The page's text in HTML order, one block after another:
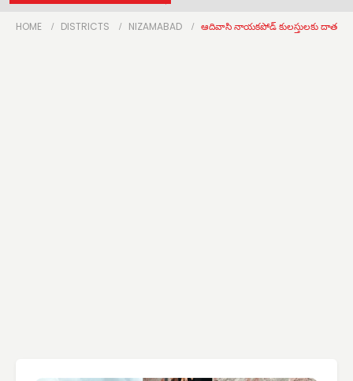
HOME DISTRICTS NIZAMABAD ఆదివాసి నాయకపోడ్ కులస్తులకు